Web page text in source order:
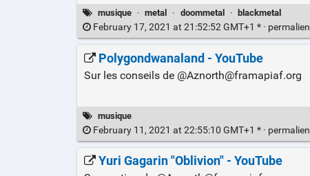
musique · metal · doommetal · blackmetal
February 17, 2021 at 21:52:52 GMT+1 * · permalien
Polygondwanaland - YouTube
Sur les conseils de @Aznorth@framapiaf.org
musique
February 11, 2021 at 22:55:10 GMT+1 * · permalien
Yuri Gagarin "Oblivion" - YouTube